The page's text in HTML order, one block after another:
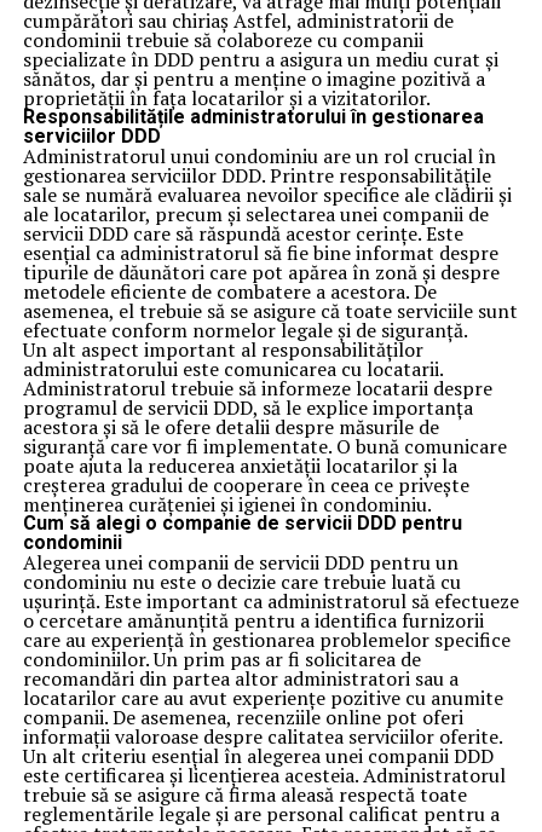
cumpărători sau chiriaș Astfel, administratorii de
condominii trebuie să colaboreze cu companii
specializate în DDD pentru a asigura un mediu curat și
sănătos, dar și pentru a menține o imagine pozitivă a
proprietății în fața locatarilor și a vizitatorilor.
Responsabilitățile administratorului în gestionarea
serviciilor DDD
Administratorul unui condominiu are un rol crucial în
gestionarea serviciilor DDD. Printre responsabilitățile
sale se numără evaluarea nevoilor specifice ale clădirii și
ale locatarilor, precum și selectarea unei companii de
servicii DDD care să răspundă acestor cerințe. Este
esențial ca administratorul să fie bine informat despre
tipurile de dăunători care pot apărea în zonă și despre
metodele eficiente de combatere a acestora. De
asemenea, el trebuie să se asigure că toate serviciile sunt
efectuate conform normelor legale și de siguranță.
Un alt aspect important al responsabilităților
administratorului este comunicarea cu locatarii.
Administratorul trebuie să informeze locatarii despre
programul de servicii DDD, să le explice importanța
acestora și să le ofere detalii despre măsurile de
siguranță care vor fi implementate. O bună comunicare
poate ajuta la reducerea anxietății locatarilor și la
creșterea gradului de cooperare în ceea ce privește
menținerea curățeniei și igienei în condominiu.
Cum să alegi o companie de servicii DDD pentru
condominii
Alegerea unei companii de servicii DDD pentru un
condominiu nu este o decizie care trebuie luată cu
ușurință. Este important ca administratorul să efectueze
o cercetare amănunțită pentru a identifica furnizorii
care au experiență în gestionarea problemelor specifice
condominiilor. Un prim pas ar fi solicitarea de
recomandări din partea altor administratori sau a
locatarilor care au avut experiențe pozitive cu anumite
companii. De asemenea, recenziile online pot oferi
informații valoroase despre calitatea serviciilor oferite.
Un alt criteriu esențial în alegerea unei companii DDD
este certificarea și licențierea acesteia. Administratorul
trebuie să se asigure că firma aleasă respectă toate
reglementările legale și are personal calificat pentru a